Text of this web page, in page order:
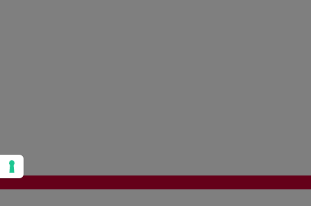
Registrati